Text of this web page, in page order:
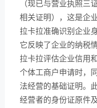
（现已与营业执照三
相关证明），这是企
拉卡拉准确识别企业
它反映了企业的纳税
拉卡拉评估企业信用
个体工商户申请时，
法经营的基础证明。
经营者的身份证原件